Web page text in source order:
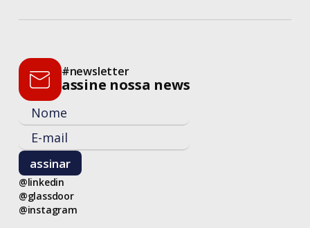
Livros
Logística
Manifesto Ágil
Metodologia
Metodologia Ágil
#newsletter
assine nossa news
@linkedin
@glassdoor
@instagram